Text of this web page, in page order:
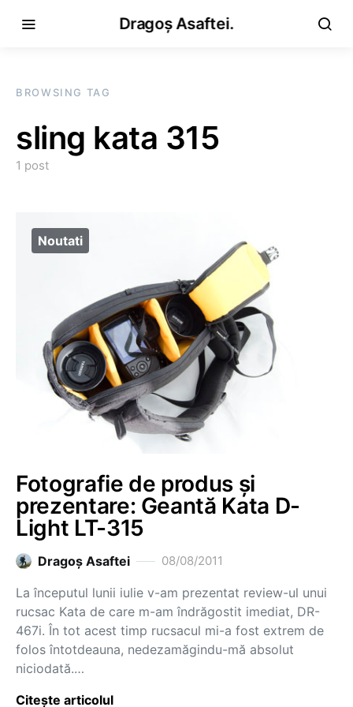
Dragoș Asaftei.
BROWSING TAG
sling kata 315
1 post
Noutati
Fotografie de produs și
prezentare: Geantă Kata D-
Light LT-315
Dragoş Asaftei 08/08/2011
La începutul lunii iulie v-am prezentat review-ul unui
rucsac Kata de care m-am îndrăgostit imediat, DR-
467i. În tot acest timp rucsacul mi-a fost extrem de
folos întotdeauna, nedezamăgindu-mă absolut
niciodată.…
Citește articolul